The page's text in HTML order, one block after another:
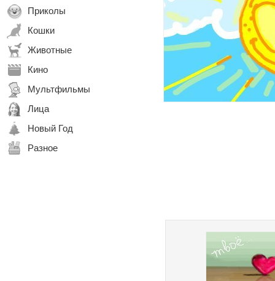
Приколы
Кошки
Животные
Кино
Мультфильмы
Лица
Новый Год
Разное